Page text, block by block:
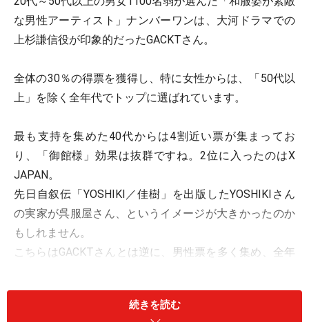
な男性アーティスト」ナンバーワンは、大河ドラマでの
上杉謙信役が印象的だったGACKTさん。
全体の30％の得票を獲得し、特に女性からは、「50代以
上」を除く全年代でトップに選ばれています。
最も支持を集めた40代からは4割近い票が集まってお
り、「御館様」効果は抜群ですね。2位に入ったのはX
JAPAN。
先日自叙伝「YOSHIKI／佳樹」を出版したYOSHIKIさん
の実家が呉服屋さん、というイメージが大きかったのか
もしれません。
こちらはGACKTさんとは逆に、男性票を多く集め、全年
しました。
続きを読む